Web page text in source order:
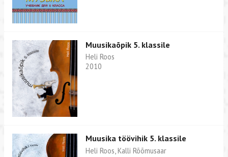
Muusikaõpik 5. klassile
Heli Roos
2010
Muusika töövihik 5. klassile
Heli Roos, Kalli Rõõmusaar